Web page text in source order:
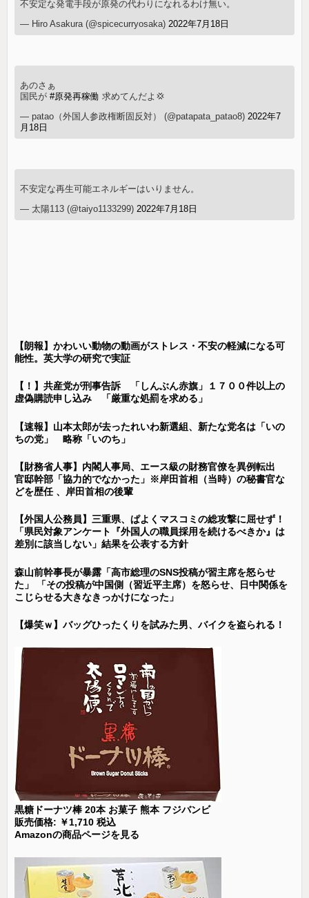
不安定な発電手段が原発の代わりになれるわけ無い。
— Hiro Asakura (@spicecurryosaka) 2022年7月18日
あのさぁ
国民が#原発再稼働 求めてんだよ💢
— patao（外国人参政権断固反対） (@patapata_patao8) 2022年7
月18日
不安定な再生可能エネルギーはいりません。
— 太陽113 (@taiyo1133299) 2022年7月18日
【朗報】かわいい動物の動画がストレス・不安の軽減になる可
能性。英大学の研究で実証
【！】共産党が刑事告訴 「しんぶん赤旗」１７００件以上の
虚偽購読申し込み 「厳重な処罰を求める」
【速報】山本太郎が去ったれいわ新選組、新たな党名は「いの
ちの党」 略称「いのち」
【財務省人事】内閣人事局、エース級の財務官僚を異例転出
官邸幹部「協力的でなかった」※岸田首相（当時）の秘書官な
どを歴任 、岸田首相の後輩
【外国人公務員】三重県、ぱよくマスコミの総攻撃に屈せず！
「県民対象アンケート『外国人の職員採用を続けるべきか』は
差別に該当しない」結果を公表する方針
森山前幹事長が暴露「高市総理のSNS投稿が習主席を怒らせ
た」 「その投稿が中国側（習近平主席）を怒らせ、日中関係を
こじらせる大きなきっかけになった」
【爆笑ｗ】バッグひったくりを試みた男、バイクを盗られる！
黒糖ドーナツ棒 20本 お菓子 熊本 フジバンビ
販売価格: ￥1,710 税込
Amazonの商品ページを見る